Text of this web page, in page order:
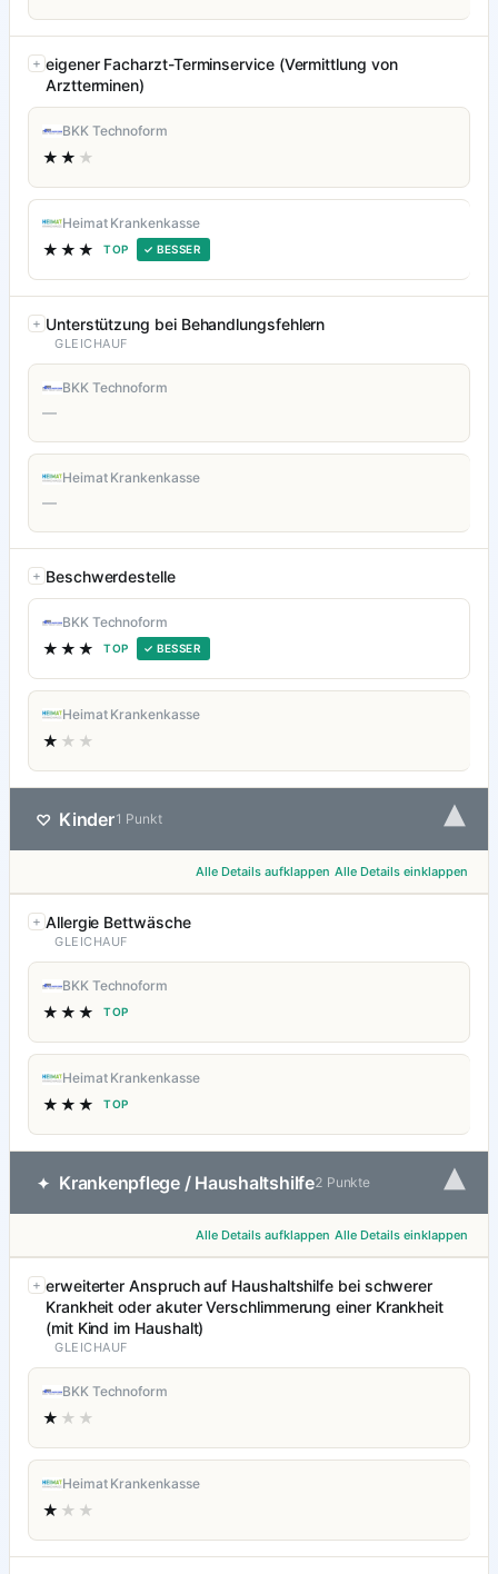
eigener Facharzt-Terminservice (Vermittlung von
Arztterminen)
BKK Technoform
★★ ★
Heimat Krankenkasse
★★★ TOP ✓ BESSER
Unterstützung bei Behandlungsfehlern
GLEICHAUF
BKK Technoform
—
Heimat Krankenkasse
—
Beschwerdestelle
BKK Technoform
★★★ TOP ✓ BESSER
Heimat Krankenkasse
★ ★★
♡ Kinder1 Punkt ▾
Alle Details aufklappen Alle Details einklappen
Allergie Bettwäsche
GLEICHAUF
BKK Technoform
★★★ TOP
Heimat Krankenkasse
★★★ TOP
✦ Krankenpflege / Haushaltshilfe2 Punkte ▾
Alle Details aufklappen Alle Details einklappen
erweiterter Anspruch auf Haushaltshilfe bei schwerer
Krankheit oder akuter Verschlimmerung einer Krankheit
(mit Kind im Haushalt)
GLEICHAUF
BKK Technoform
★ ★★
Heimat Krankenkasse
★ ★★